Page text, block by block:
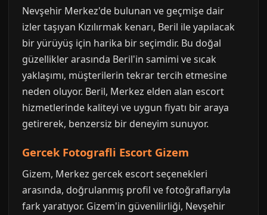
Nevşehir Merkez'de bulunan ve geçmişe dair
izler taşıyan Kızılırmak kenarı, Beril ile yapılacak
bir yürüyüş için harika bir seçimdir. Bu doğal
güzellikler arasında Beril'in samimi ve sıcak
yaklaşımı, müşterilerin tekrar tercih etmesine
neden oluyor. Beril, Merkez elden alan escort
hizmetlerinde kaliteyi ve uygun fiyatı bir araya
getirerek, benzersiz bir deneyim sunuyor.
Gercek Fotografli Escort Gizem
Gizem, Merkez gercek escort seçenekleri
arasında, doğrulanmış profil ve fotoğraflarıyla
fark yaratıyor. Gizem'in güvenilirliği, Nevşehir